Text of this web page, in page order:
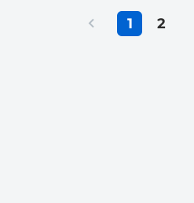
1 2